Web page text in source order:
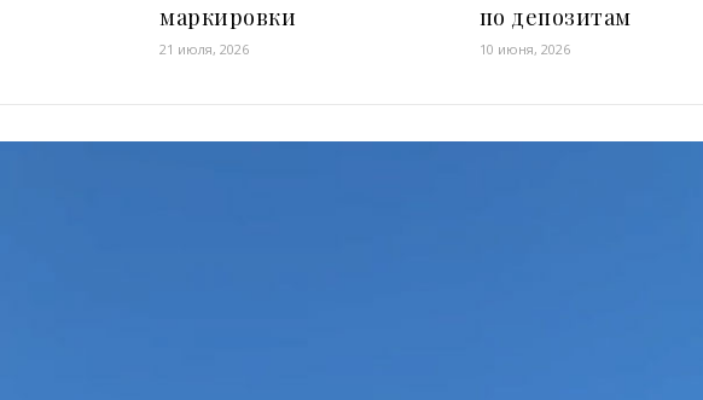
маркировки
21 июля, 2026
по депозитам
10 июня, 2026